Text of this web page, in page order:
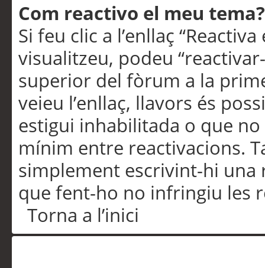
Com reactivo el meu tema?
Si feu clic a l’enllaç
visualitzeu, podeu
superior del fòrum a la
veieu l’enllaç, llavors és
estigui inhabilitada o que
mínim entre reactivacions.
simplement escrivint-hi una
que fent-ho no infringiu les
Torna a l’inici